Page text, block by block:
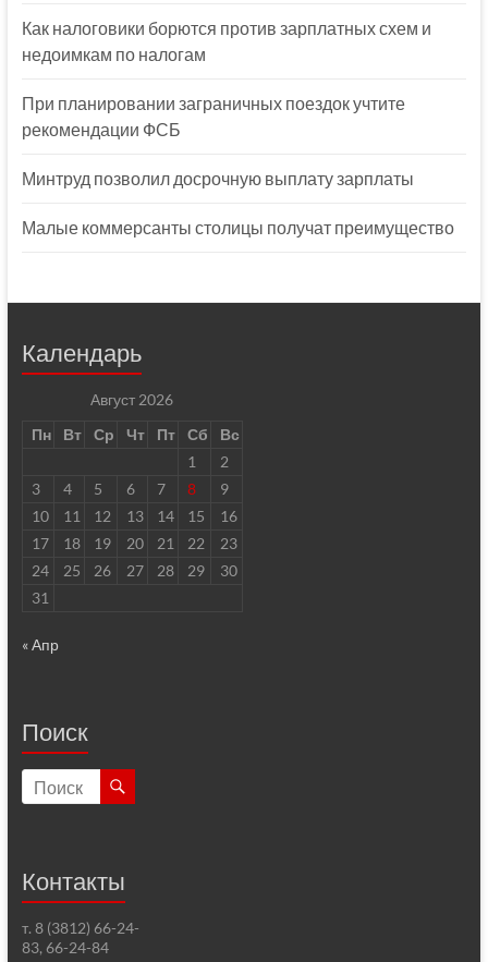
Как налоговики борются против зарплатных схем и
недоимкам по налогам
При планировании заграничных поездок учтите
рекомендации ФСБ
Минтруд позволил досрочную выплату зарплаты
Малые коммерсанты столицы получат преимущество
Календарь
Август 2026
Пн
Вт Ср Чт Пт Сб
Вс
1
2
3
4 5 6 7 8
9
10
11 12 13 14 15
16
17
18 19 20 21 22
23
24
25 26 27 28 29
30
31
« Апр
Поиск
Контакты
т. 8 (3812) 66-24-
83, 66-24-84